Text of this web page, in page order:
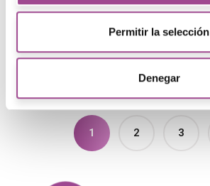
Permitir la selección
Denegar
Sneaker Lane
1 2 3